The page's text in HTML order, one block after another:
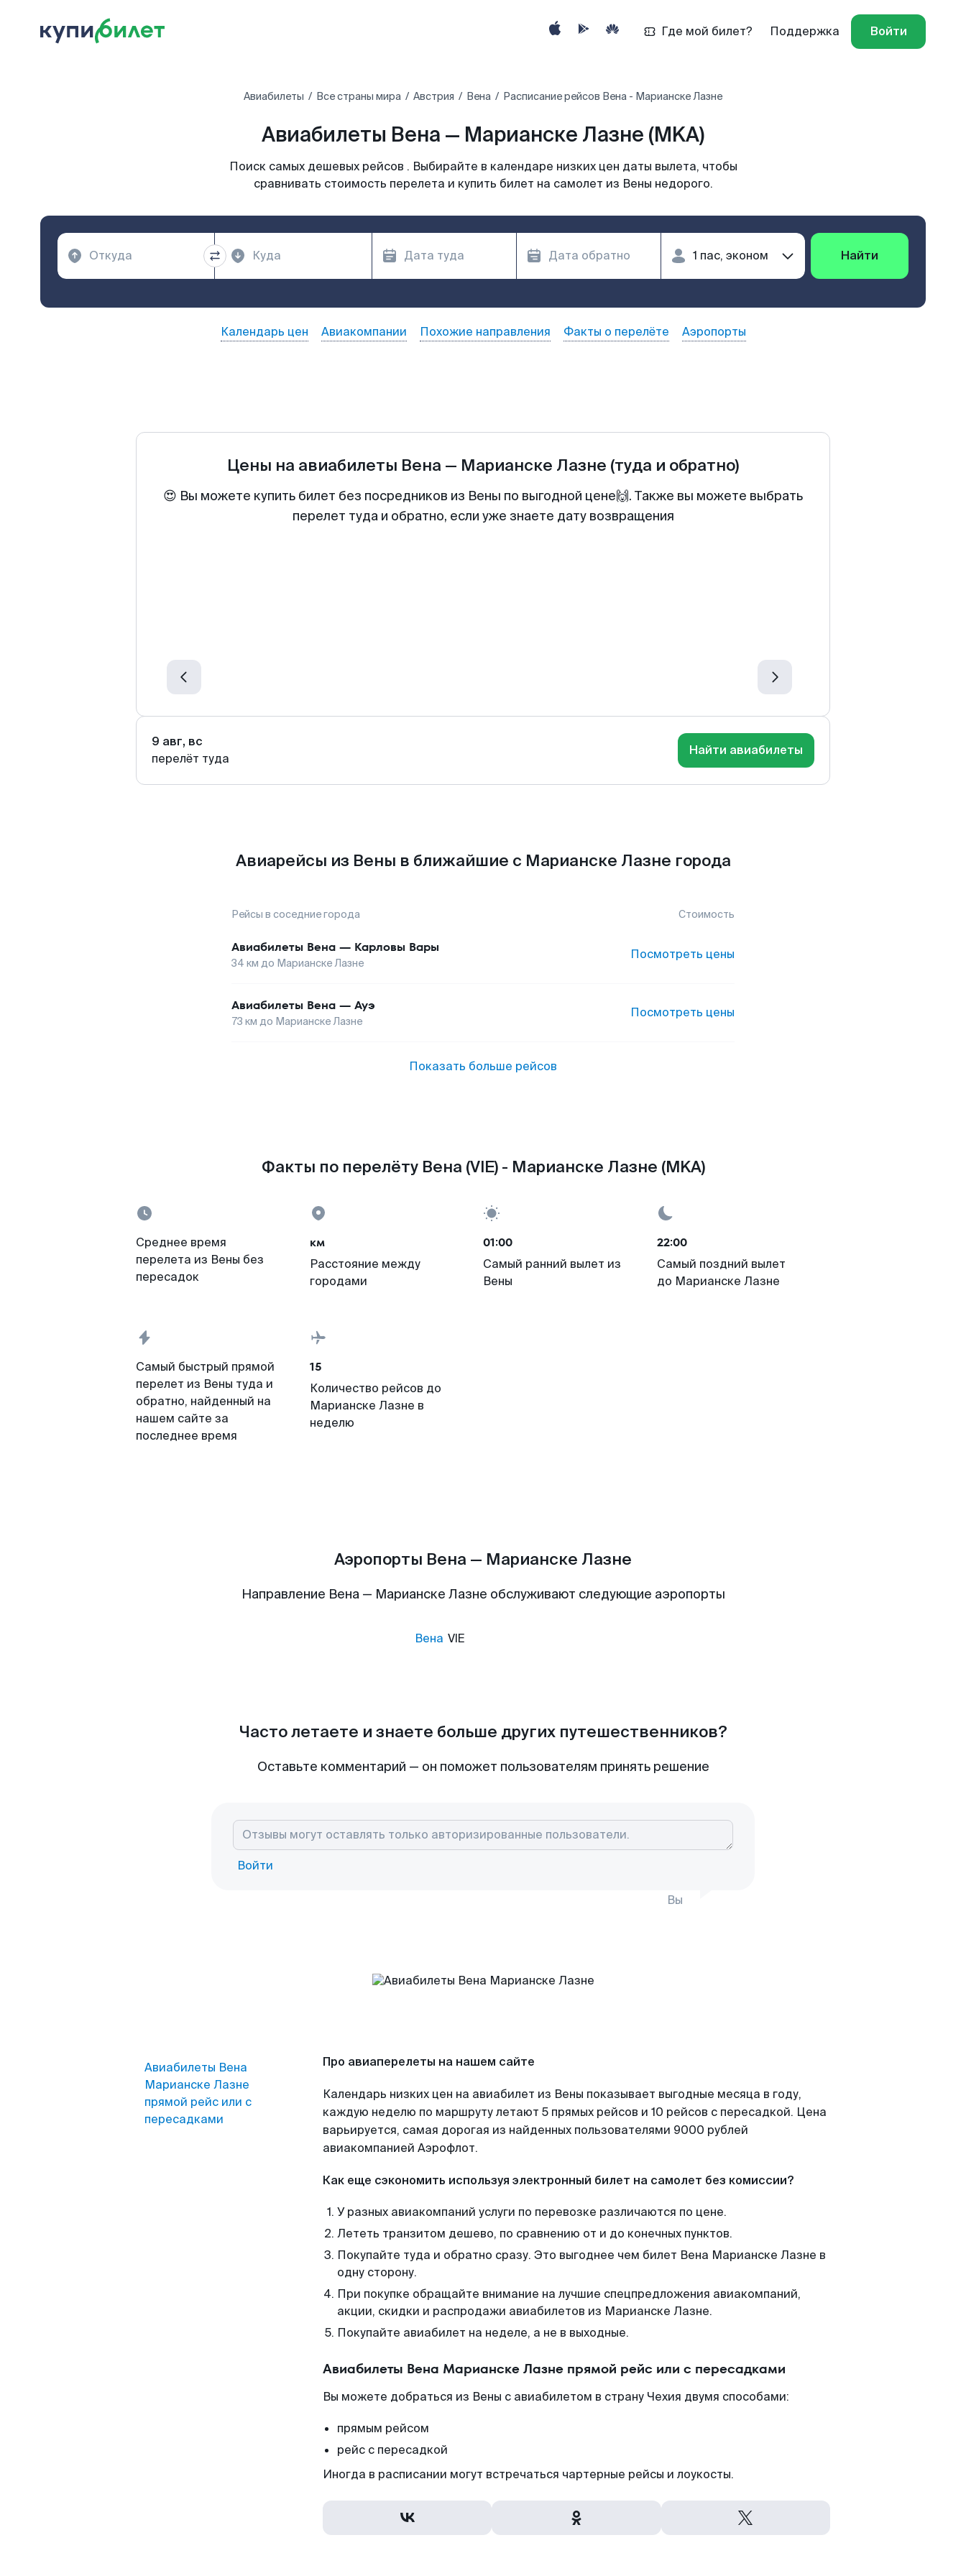
Где мой билет? Поддержка Войти
Авиабилеты Все страны мира Австрия Вена Расписание рейсов Вена - Марианске Лазне
Авиабилеты Вена — Марианске Лазне (MKA)
Поиск самых дешевых рейсов . Выбирайте в календаре низких цен даты вылета, чтобы
сравнивать стоимость перелета и купить билет на самолет из Вены недорого.
Найти
Календарь цен Авиакомпании Похожие направления Факты о перелёте Аэропорты
Цены на авиабилеты Вена — Марианске Лазне (туда и обратно)
😍 Вы можете купить билет без посредников из Вены по выгодной цене🙌. Также вы можете выбрать
перелет туда и обратно, если уже знаете дату возвращения
9 авг, вс
перелёт туда
Найти авиабилеты
Авиарейсы из Вены в ближайшие с Марианске Лазне города
Рейсы в соседние города Стоимость
Авиабилеты Вена — Карловы Вары
34 км до Марианске Лазне
Посмотреть цены
Авиабилеты Вена — Ауэ
73 км до Марианске Лазне
Посмотреть цены
Показать больше рейсов
Факты по перелёту Вена (VIE) - Марианске Лазне (MKA)
Среднее время
перелета из Вены без
пересадок
км
Расстояние между
городами
01:00
Самый ранний вылет из
Вены
22:00
Самый поздний вылет
до Марианске Лазне
Самый быстрый прямой
перелет из Вены туда и
обратно, найденный на
нашем сайте за
последнее время
15
Количество рейсов до
Марианске Лазне в
неделю
Аэропорты Вена — Марианске Лазне
Направление Вена — Марианске Лазне обслуживают следующие аэропорты
Вена VIE
Часто летаете и знаете больше других путешественников?
Оставьте комментарий — он поможет пользователям принять решение
Войти
Вы
Авиабилеты Вена
Марианске Лазне
прямой рейс или с
пересадками
Про авиаперелеты на нашем сайте
Календарь низких цен на авиабилет из Вены показывает выгодные месяца в году,
каждую неделю по маршруту летают 5 прямых рейсов и 10 рейсов с пересадкой. Цена
варьируется, самая дорогая из найденных пользователями 9000 рублей
авиакомпанией Аэрофлот.
Как еще сэкономить используя электронный билет на самолет без комиссии?
У разных авиакомпаний услуги по перевозке различаются по цене.
Лететь транзитом дешево, по сравнению от и до конечных пунктов.
Покупайте туда и обратно сразу. Это выгоднее чем билет Вена Марианске Лазне в
одну сторону.
При покупке обращайте внимание на лучшие спецпредложения авиакомпаний,
акции, скидки и распродажи авиабилетов из Марианске Лазне.
Покупайте авиабилет на неделе, а не в выходные.
Авиабилеты Вена Марианске Лазне прямой рейс или с пересадками
Вы можете добраться из Вены с авиабилетом в страну Чехия двумя способами:
прямым рейсом
рейс с пересадкой
Иногда в расписании могут встречаться чартерные рейсы и лоукосты.